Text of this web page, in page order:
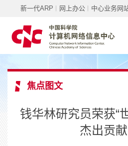
新一代ARP 网上办公 中心业务网
焦点图文
钱华林研究员荣获“
杰出贡献